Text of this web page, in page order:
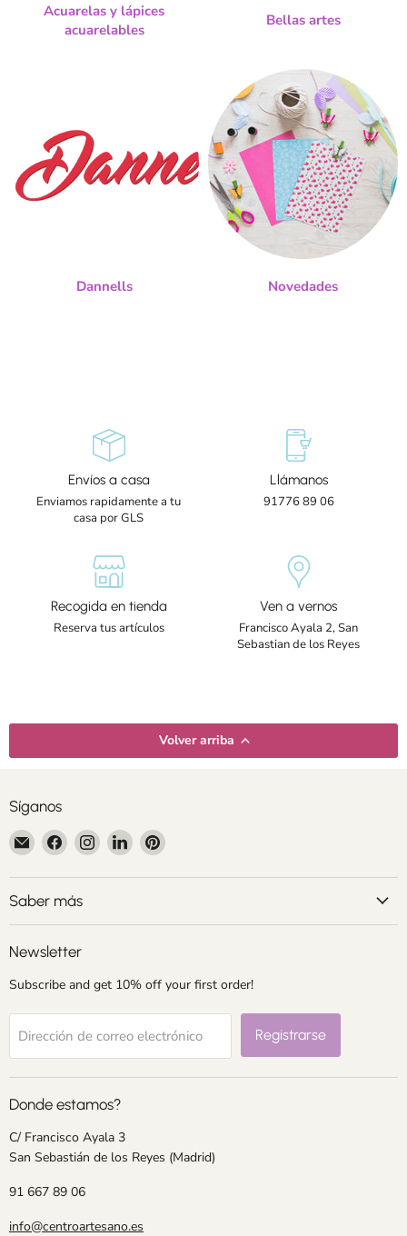
Acuarelas y lápices
acuarelables
Bellas artes
Dannells Novedades
Envíos a casa
Enviamos rapidamente a tu
casa por GLS
Llámanos
91776 89 06
Recogida en tienda
Reserva tus artículos
Ven a vernos
Francisco Ayala 2, San
Sebastian de los Reyes
Volver arriba
Síganos
Encuéntrenos
en
Correo
electrónico
Encuéntrenos
en
Facebook
Encuéntrenos
en
Instagram
Encuéntrenos
en
LinkedIn
Encuéntrenos
Pinterest
Saber más
Newsletter
Subscribe and get 10% off your first order!
Dirección de correo electrónico Registrarse
Donde estamos?
C/ Francisco Ayala 3
San Sebastián de los Reyes (Madrid)
91 667 89 06
info@centroartesano.es